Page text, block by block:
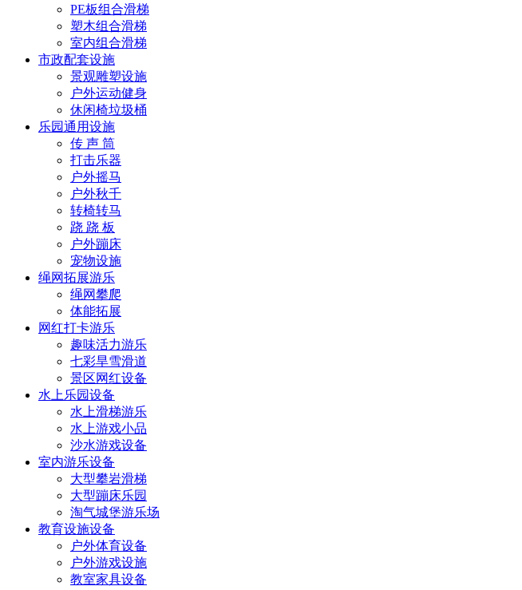
PE板组合滑梯
塑木组合滑梯
室内组合滑梯
市政配套设施
景观雕塑设施
户外运动健身
休闲椅垃圾桶
乐园通用设施
传 声 筒
打击乐器
户外摇马
户外秋千
转椅转马
跷 跷 板
户外蹦床
宠物设施
绳网拓展游乐
绳网攀爬
体能拓展
网红打卡游乐
趣味活力游乐
七彩旱雪滑道
景区网红设备
水上乐园设备
水上滑梯游乐
水上游戏小品
沙水游戏设备
室内游乐设备
大型攀岩滑梯
大型蹦床乐园
淘气城堡游乐场
教育设施设备
户外体育设备
户外游戏设施
教室家具设备